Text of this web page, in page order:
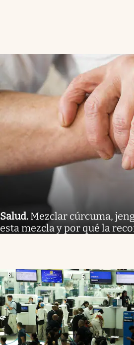
Salud. Mezclar cúrcuma,
esta mezcla y por qué la